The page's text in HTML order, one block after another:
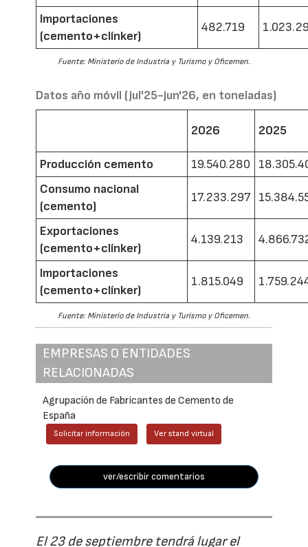
Importaciones
(cemento+clínker)
482.719
Fuente: Ministerio de Industria y Turismo y Oficemen.
Datos año móvil (jul'25-jun'26, en toneladas)
2026 2025
Producción cemento 19.540.280
Consumo nacional
(cemento)
17.233.297
Exportaciones
(cemento+clínker)
4.139.213
Importaciones
(cemento+clínker)
1.815.049
Fuente: Ministerio de Industria y Turismo y Oficemen.
EMPRESAS O ENTIDADES
RELACIONADAS
Agrupación de Fabricantes de Cemento de
España
Solicitar información Ver stand virtual
ver/escribir comentarios
El 23 de septiembre tendrá lugar el